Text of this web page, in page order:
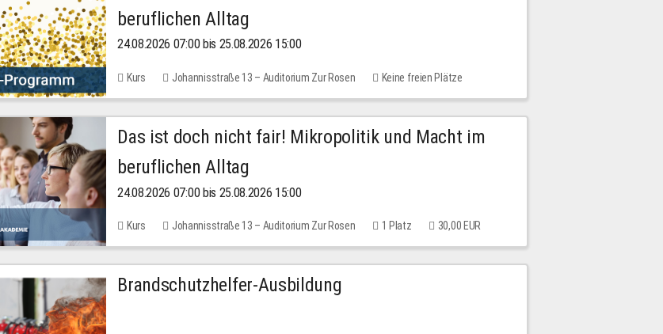
beruflichen Alltag
24.08.2026 07:00 bis 25.08.2026 15:00
Kurs Johannisstraße 13 – Auditorium Zur Rosen Keine freien Plätze
Das ist doch nicht fair! Mikropolitik und Macht im
beruflichen Alltag
24.08.2026 07:00 bis 25.08.2026 15:00
Kurs Johannisstraße 13 – Auditorium Zur Rosen 1 Platz 30,00 EUR
Brandschutzhelfer-Ausbildung